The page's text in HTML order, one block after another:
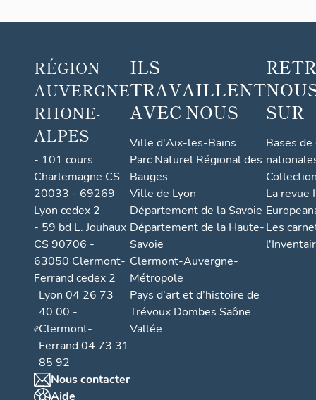
RÉGION
AUVERGNE
RHONE-
ALPES
- 101 cours
Charlemagne CS
20033 - 69269
Lyon cedex 2
- 59 bd L. Jouhaux
CS 90706 -
63050 Clermont-
Ferrand cedex 2
Lyon 04 26 73
40 00 -
Clermont-
Ferrand 04 73 31
85 92
Nous contacter
Aide
ILS
TRAVAILLENT
AVEC NOUS
Ville d'Aix-les-Bains
Parc Naturel Régional des
Bauges
Ville de Lyon
Département de la Savoie
Département de la Haute-
Savoie
Clermont-Auvergne-
Métropole
Pays d’art et d’histoire de
Trévoux Dombes Saône
Vallée
SUR
Bases
La revue
Les